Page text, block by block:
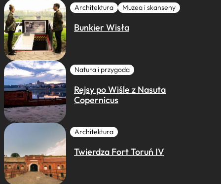
Architektura Muzea i skanseny
Bunkier Wisła
Natura i przygoda
Rejsy po Wiśle z Nasuta
Copernicus
Architektura
Twierdza Fort Toruń IV